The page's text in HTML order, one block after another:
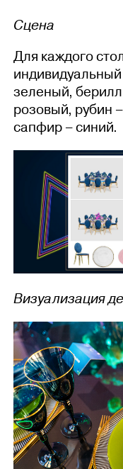
Сцена
Для каждого
зеленый,
розовый, рубин
сапфир – синий.
Визуализация